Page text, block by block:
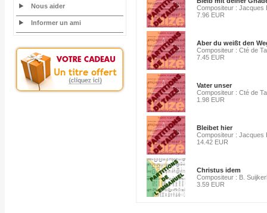
Nous aider
Informer un ami
Compositeur : Jacques
7.96 EUR
Aber du weißt den
Compositeur : Cté de
7.45 EUR
Vater unser
Compositeur : Cté de
1.98 EUR
Bleibet hier
Compositeur : Jacques
14.42 EUR
Christus idem
Compositeur : B.
3.59 EUR